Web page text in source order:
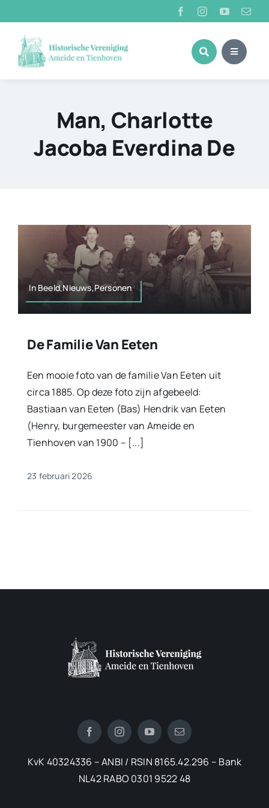
naar
inhoud
Man, Charlotte
Jacoba Everdina De
In Beeld,Nieuws,Personen
De Familie Van Eeten
Een mooie foto van de familie Van Eeten uit
circa 1885. Op deze foto zijn afgebeeld:
Bastiaan van Eeten (Bas) Hendrik van Eeten
(Henry, burgemeester van Ameide en
Tienhoven van 1900 – [...]
23 februari 2026
KvK 40324336 – ANBI / RSIN 8165.42.296 – Bank
NL42 RABO 0301 9522 48